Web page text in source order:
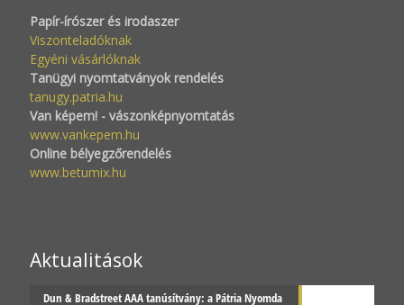
Papír-írószer és irodaszer
Viszonteladóknak
Egyéni vásárlóknak
Tanügyi nyomtatványok rendelés
tanugy.patria.hu
Van képem! - vászonképnyomtatás
www.vankepem.hu
Online bélyegzőrendelés
www.betumix.hu
Aktualitások
Dun & Bradstreet AAA tanúsítvány: a Pátria Nyomda